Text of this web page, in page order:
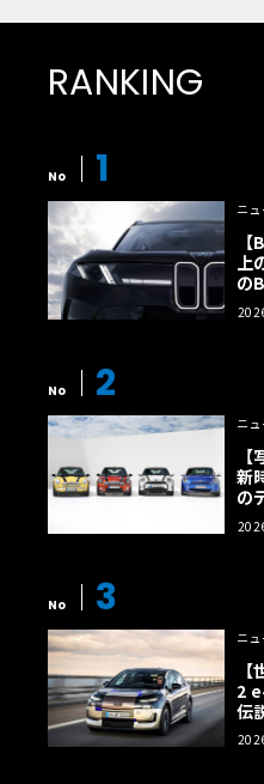
しかし内装はクーペ・デビ
ペ・デビルをブロアム風に
あるが、特定する手がかり
982年型以降のものとは言
ットの具体的な内容と制作
氏による解説をお読みいた
「角型２灯ライト、グリル
のブロアムにクーペは存在
ャデラックの2ドア・クーペ
ア・パーツを組み込んだ、
足周りをノーマルにして、
んなワケで、外観を中心に
定番スタイルなのだが、こ
ない訳ではなく、ネットで
確認できる。あるいはロー
状態かもしれないが……。
RANKING
No 1
ニ
上
の
様
No 2
ニ
新
の
No 3
ニ
2
伝
効
【